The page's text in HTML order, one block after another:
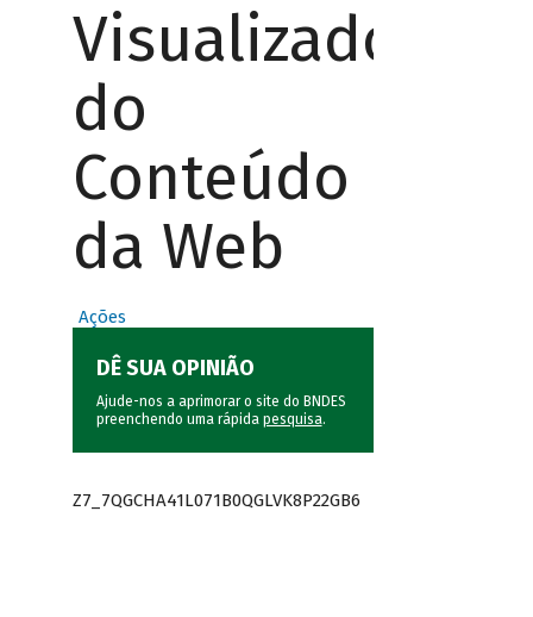
Visualizador
do
Conteúdo
da Web
Ações
DÊ SUA OPINIÃO
Ajude-nos a aprimorar o site do BNDES
preenchendo uma rápida pesquisa.
Z7_7QGCHA41L071B0QGLVK8P22GB6